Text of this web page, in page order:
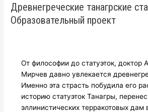
Древнегреческие танагрские
Образовательный проект
От философии до статуэток, доктор
Мирчев давно увлекается
Именно эта страсть побудила его
историю статуэток Танагры,
эллинистических терракотовых